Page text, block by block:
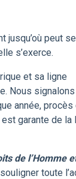
jusqu’où peut se
s’exerce.
et sa ligne
Nous signalons
année, procès
garante de la
de l’Homme
toute